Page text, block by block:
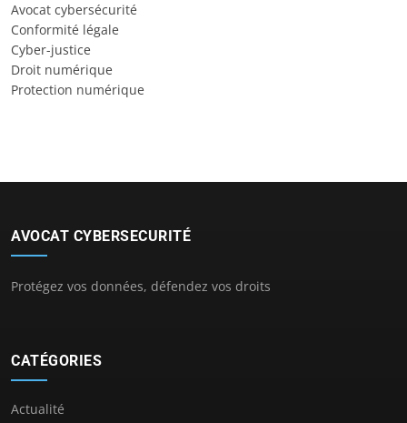
Avocat cybersécurité
Conformité légale
Cyber-justice
Droit numérique
Protection numérique
AVOCAT CYBERSECURITÉ
Protégez vos données, défendez vos droits
CATÉGORIES
Actualité